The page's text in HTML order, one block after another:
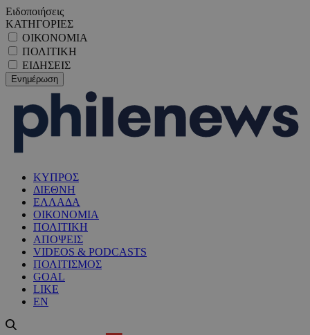
Ειδοποιήσεις
ΚΑΤΗΓΟΡΙΕΣ
ΟΙΚΟΝΟΜΙΑ
ΠΟΛΙΤΙΚΗ
ΕΙΔΗΣΕΙΣ
ΚΥΠΡΟΣ
ΔΙΕΘΝΗ
ΕΛΛΑΔΑ
ΟΙΚΟΝΟΜΙΑ
ΠΟΛΙΤΙΚΗ
ΑΠΟΨΕΙΣ
VIDEOS & PODCASTS
ΠΟΛΙΤΙΣΜΟΣ
GOAL
LIKE
EN